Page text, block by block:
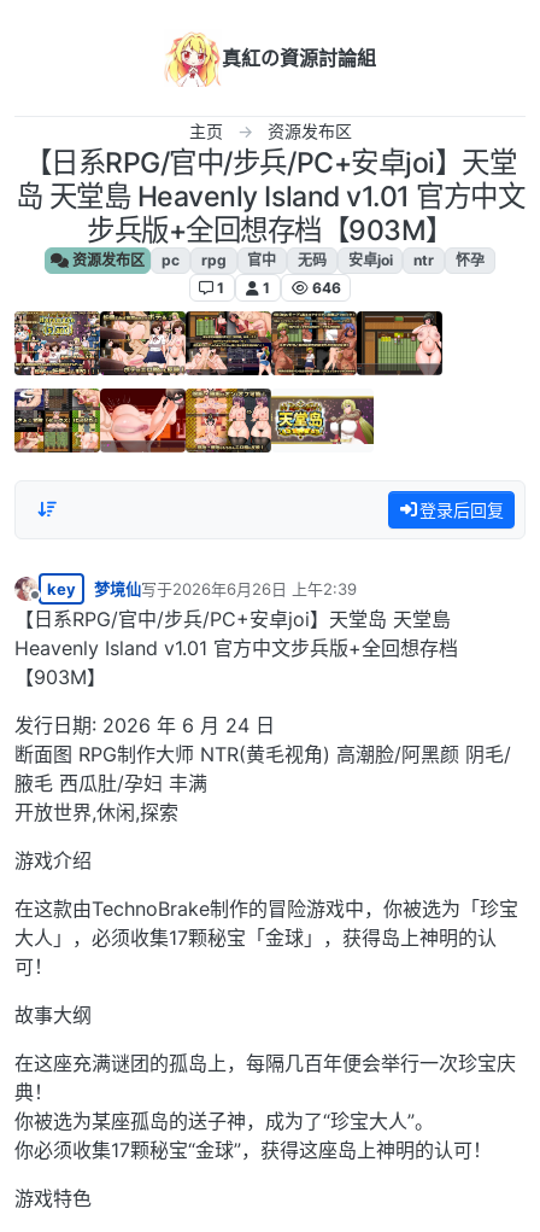
真紅の資源討論組
主页 资源发布区
【日系RPG/官中/步兵/PC+安卓joi】天堂
岛 天堂島 Heavenly Island v1.01 官方中文
步兵版+全回想存档【903M】
资源发布区 pc rpg 官中 无码 安卓joi ntr
怀孕
1
1 646
登录后回复
离线
key 梦境仙写于2026年6月26日 上午2:39
最后由 编辑
【日系RPG/官中/步兵/PC+安卓joi】天堂岛 天堂島
Heavenly Island v1.01 官方中文步兵版+全回想存档
【903M】
发行日期: 2026 年 6 月 24 日
断面图 RPG制作大师 NTR(黄毛视角) 高潮脸/阿黑颜 阴毛/
腋毛 西瓜肚/孕妇 丰满
开放世界,休闲,探索
游戏介绍
在这款由TechnoBrake制作的冒险游戏中，你被选为「珍宝
大人」，必须收集17颗秘宝「金球」，获得岛上神明的认
可！
故事大纲
在这座充满谜团的孤岛上，每隔几百年便会举行一次珍宝庆
典！
你被选为某座孤岛的送子神，成为了“珍宝大人”。
你必须收集17颗秘宝“金球”，获得这座岛上神明的认可！
游戏特色